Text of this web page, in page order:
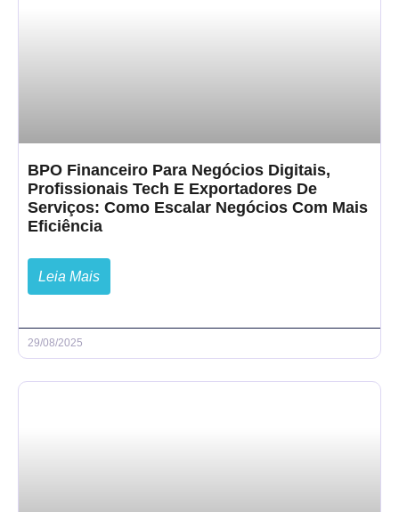
BPO Financeiro Para Negócios Digitais,
Profissionais Tech E Exportadores De
Serviços: Como Escalar Negócios Com Mais
Eficiência
Leia Mais
29/08/2025